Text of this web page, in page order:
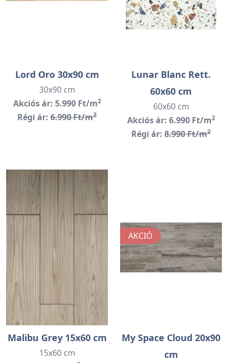
Lord Oro 30x90 cm
30x90 cm
Akciós ár: 5.990 Ft/m2
Régi ár: 6.990 Ft/m2
Lunar Blanc Rett.
60x60 cm
60x60 cm
Akciós ár: 6.990 Ft/m2
Régi ár: 8.990 Ft/m2
Malibu Grey 15x60 cm
15x60 cm
AKCIÓ
My Space Cloud 20x90
cm